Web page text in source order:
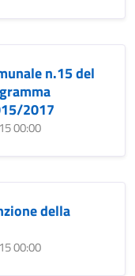
n.15 del
2017
00:00
della
00:00